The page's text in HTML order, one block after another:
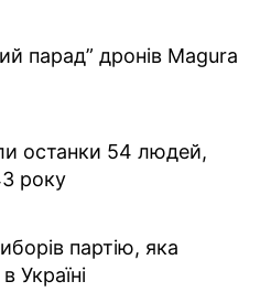
парад” дронів Magura
останки 54 людей,
року
партію, яка
Україні